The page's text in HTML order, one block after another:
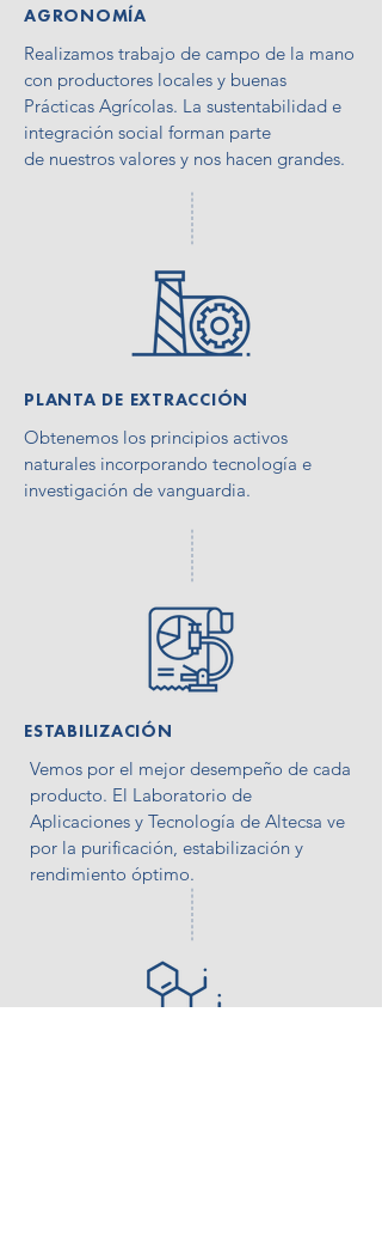
AGRONOMÍA
Realizamos trabajo de campo de la mano
con productores locales y buenas
Prácticas Agrícolas. La sustentabilidad e
integración social forman parte
de nuestros valores y nos hacen grandes.
PLANTA DE EXTRACCIÓN
Obtenemos los principios activos
naturales incorporando tecnología e
investigación de vanguardia.
ESTABILIZACIÓN
Vemos por el mejor desempeño de cada
producto. El Laboratorio de
Aplicaciones y Tecnología de Altecsa ve
por la purificación, estabilización y
rendimiento óptimo.